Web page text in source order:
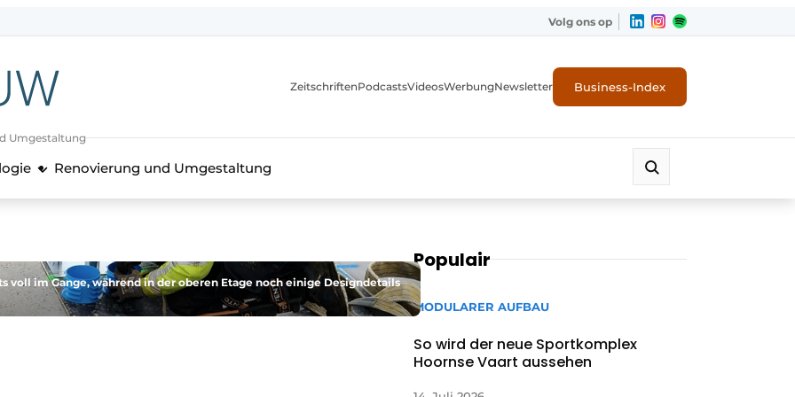
Volg ons op
Umgestaltung
ZeitschriftenPodcastsVideosWerbungNewsletter Business-Index
Renovierung und Umgestaltung
voll im Gange, während in der oberen Etage noch einige Designdetails
Populair
MODULARER AUFBAU
So wird der neue Sportkomplex
Hoornse Vaart aussehen